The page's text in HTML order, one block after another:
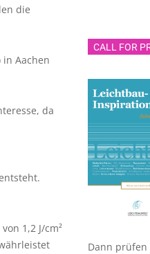
die
Aachen
da
1,2 J/cm²
CALL FOR
Dann